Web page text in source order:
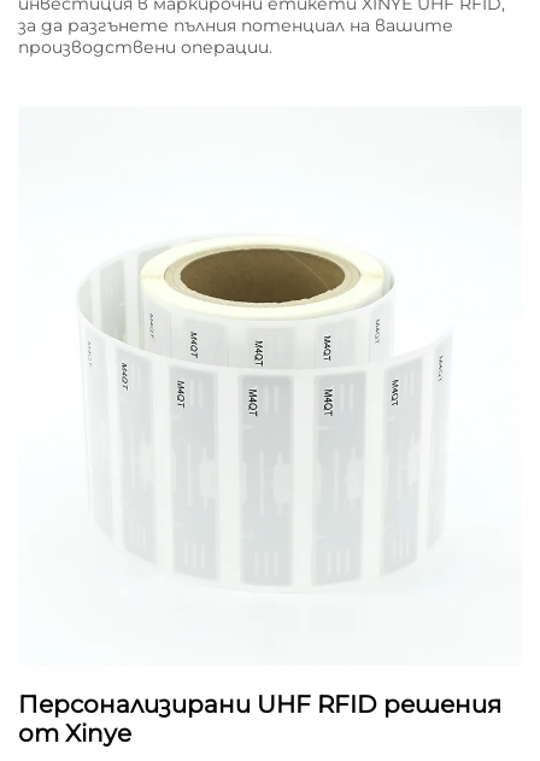
за да разгънете пълния потенциал на вашите
производствени операции.
Персонализирани UHF RFID решения
от Xinye